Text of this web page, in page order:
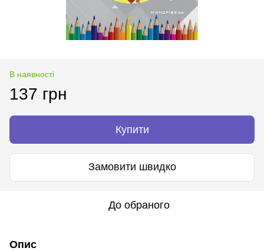
В наявності
137 грн
Купити
Замовити швидко
До обраного
Опис